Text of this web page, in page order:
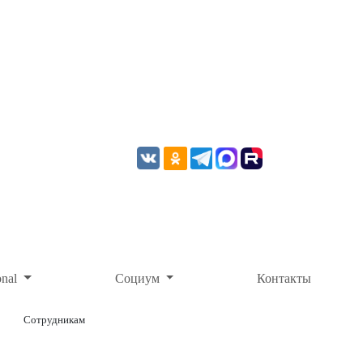
Социум Контакты
Сотрудникам